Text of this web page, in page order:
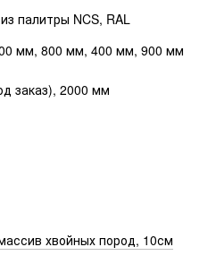
палитры NCS, RAL
мм, 800 мм, 400 мм, 900 мм
заказ), 2000 мм
хвойных пород, 10см